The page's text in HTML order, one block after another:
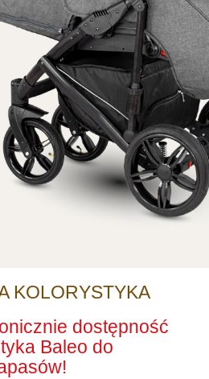
KOLORYSTYKA
dostępność
Baleo do